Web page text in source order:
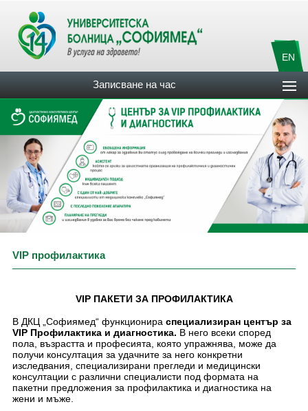
EN
Записване на час
VIP профилактика
VIP ПАКЕТИ ЗА ПРОФИЛАКТИКА
В ДКЦ „Софиямед“ функционира специализиран център за
VIP Профилактика и диагностика. В него всеки според
пола, възрастта и професията, която упражнява, може да
получи консултация за удачните за него конкретни
изследвания, специализирани прегледи и медицински
консултации с различни специалисти под формата на
пакетни предложения за профилактика и диагностика на
жени и мъже.